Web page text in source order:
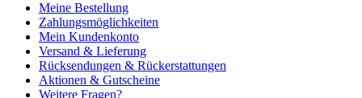
Meine Bestellung
Zahlungsmöglichkeiten
Mein Kundenkonto
Versand & Lieferung
Rücksendungen & Rückerstattungen
Aktionen & Gutscheine
Weitere Fragen?